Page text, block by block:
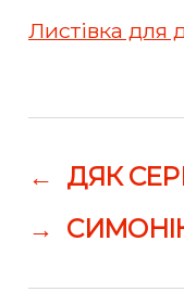
Листівка для
← ДЯК
→